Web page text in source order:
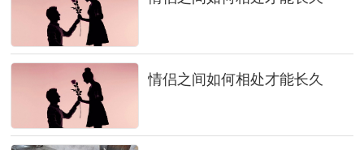
情侣之间如何相处才能长久